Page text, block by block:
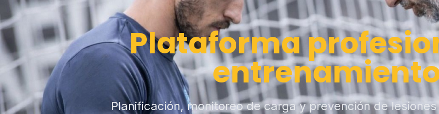
Plataforma
Planificación, monitoreo de carga y prevención de